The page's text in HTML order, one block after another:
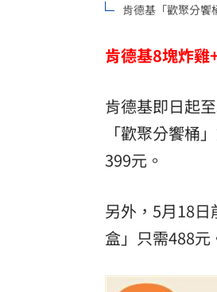
肯德基「歡聚分饗
肯德基8塊炸
肯德基即日起
「歡聚分饗桶
399元。
另外，5月18
盒」只需488元